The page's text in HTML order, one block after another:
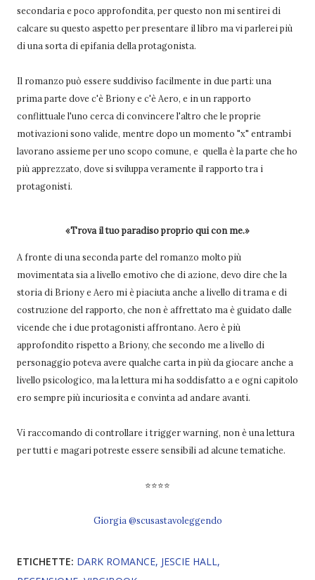
secondaria e poco approfondita, per questo non mi sentirei di
calcare su questo aspetto per presentare il libro ma vi parlerei più
di una sorta di epifania della protagonista.
Il romanzo può essere suddiviso facilmente in due parti: una
prima parte dove c'è Briony e c'è Aero, e in un rapporto
conflittuale l'uno cerca di convincere l'altro che le proprie
motivazioni sono valide, mentre dopo un momento "x" entrambi
lavorano assieme per uno scopo comune, e quella è la parte che ho
più apprezzato, dove si sviluppa veramente il rapporto tra i
protagonisti.
«Trova il tuo paradiso proprio qui con me.»
A fronte di una seconda parte del romanzo molto più
movimentata sia a livello emotivo che di azione, devo dire che la
storia di Briony e Aero mi è piaciuta anche a livello di trama e di
costruzione del rapporto, che non è affrettato ma è guidato dalle
vicende che i due protagonisti affrontano. Aero è più
approfondito rispetto a Briony, che secondo me a livello di
personaggio poteva avere qualche carta in più da giocare anche a
livello psicologico, ma la lettura mi ha soddisfatto a e ogni capitolo
ero sempre più incuriosita e convinta ad andare avanti.
Vi raccomando di controllare i trigger warning, non è una lettura
per tutti e magari potreste essere sensibili ad alcune tematiche.
⭐⭐⭐⭐
Giorgia @scusastavoleggendo
ETICHETTE: DARK ROMANCE JESCIE HALL